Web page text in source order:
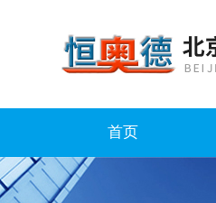
首页